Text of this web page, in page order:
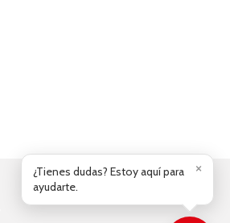
¿Tienes dudas? Estoy aquí para
ayudarte.
×